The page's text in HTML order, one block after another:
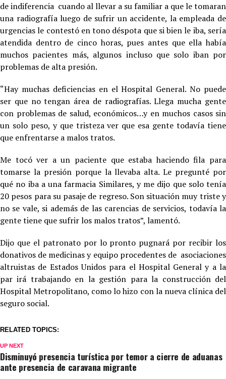
de indiferencia cuando al llevar a su familiar a que le tomaran
una radiografía luego de sufrir un accidente, la empleada de
urgencias le contestó en tono déspota que si bien le iba, sería
atendida dentro de cinco horas, pues antes que ella había
muchos pacientes más, algunos incluso que solo iban por
problemas de alta presión.
“Hay muchas deficiencias en el Hospital General. No puede
ser que no tengan área de radiografías. Llega mucha gente
con problemas de salud, económicos…y en muchos casos sin
un solo peso, y que tristeza ver que esa gente todavía tiene
que enfrentarse a malos tratos.
Me tocó ver a un paciente que estaba haciendo fila para
tomarse la presión porque la llevaba alta. Le pregunté por
qué no iba a una farmacia Similares, y me dijo que solo tenía
20 pesos para su pasaje de regreso. Son situación muy triste y
no se vale, si además de las carencias de servicios, todavía la
gente tiene que sufrir los malos tratos”, lamentó.
Dijo que el patronato por lo pronto pugnará por recibir los
donativos de medicinas y equipo procedentes de asociaciones
altruistas de Estados Unidos para el Hospital General y a la
par irá trabajando en la gestión para la construcción del
Hospital Metropolitano, como lo hizo con la nueva clínica del
seguro social.
RELATED TOPICS:
UP NEXT
Disminuyó presencia turística por temor a cierre de aduanas
ante presencia de caravana migrante